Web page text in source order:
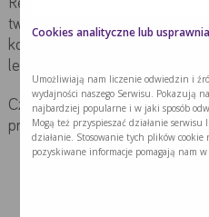
Rekonwalescencja po zabiegu
twarzowej zależy od typu
konieczne jest sumienne
lekarza stomatologa.
Część zasad jest oczywiście
przeważnie powinien:
zimnym kompresem.
lodu zamkniętych w
Cookies analityczne lub
Umożliwiają nam liczenie odwiedzin i
wydajności naszego Serwisu. Pokazują
najbardziej popularne i w jaki sposób
Mogą też przyspieszać działanie
działanie. Stosowanie tych plików
pozyskiwane informacje pomagają nam